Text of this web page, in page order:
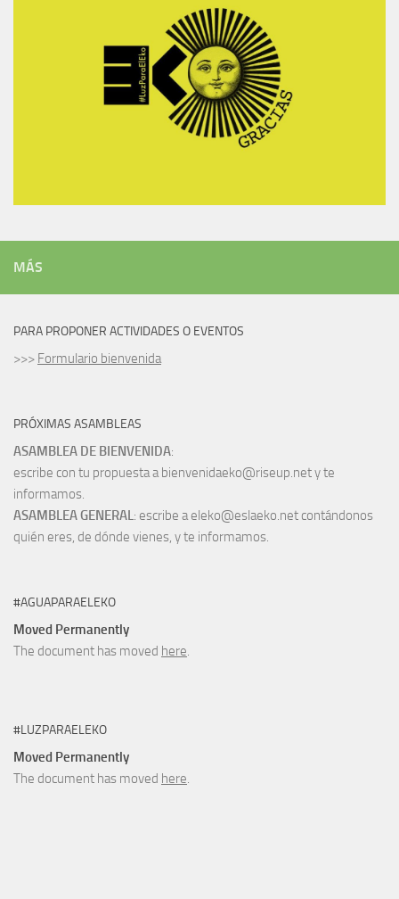
MÁS
PARA PROPONER ACTIVIDADES O EVENTOS
>>> Formulario bienvenida
PRÓXIMAS ASAMBLEAS
ASAMBLEA DE BIENVENIDA:
escribe con tu propuesta a bienvenidaeko@riseup.net y te
informamos.
ASAMBLEA GENERAL: escribe a eleko@eslaeko.net contándonos
quién eres, de dónde vienes, y te informamos.
#AGUAPARAELEKO
Moved Permanently
The document has moved here.
#LUZPARAELEKO
Moved Permanently
The document has moved here.